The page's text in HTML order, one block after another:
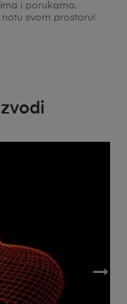
i porukama.
svom prostoru!